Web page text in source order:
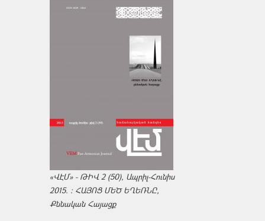
«ՎԷՄ» - ԹԻՎ 2 (50), Ապրիլ-Հունիս
2015. : ՀԱՅՈՑ ՄԵԾ ԵՂԵՌՆԸ,
Քննական Հայացք